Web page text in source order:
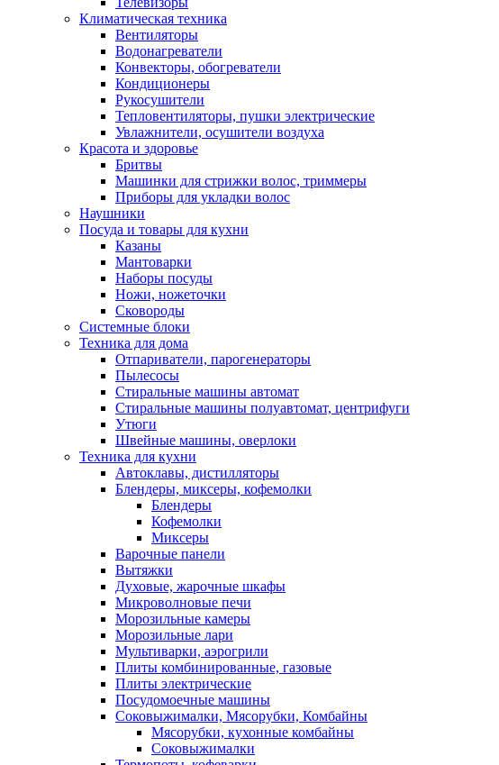
Климатическая техника
Вентиляторы
Водонагреватели
Конвекторы, обогреватели
Кондиционеры
Рукосушители
Тепловентиляторы, пушки электрические
Увлажнители, осушители воздуха
Красота и здоровье
Бритвы
Машинки для стрижки волос, триммеры
Приборы для укладки волос
Наушники
Посуда и товары для кухни
Казаны
Мантоварки
Наборы посуды
Ножи, ножеточки
Сковороды
Системные блоки
Техника для дома
Отпариватели, парогенераторы
Пылесосы
Стиральные машины автомат
Стиральные машины полуавтомат, центрифуги
Утюги
Швейные машины, оверлоки
Техника для кухни
Автоклавы, дистилляторы
Блендеры, миксеры, кофемолки
Блендеры
Кофемолки
Миксеры
Варочные панели
Вытяжки
Духовые, жарочные шкафы
Микроволновые печи
Морозильные камеры
Морозильные лари
Мультиварки, аэрогрили
Плиты комбинированные, газовые
Плиты электрические
Посудомоечные машины
Соковыжималки, Мясорубки, Комбайны
Мясорубки, кухонные комбайны
Соковыжималки